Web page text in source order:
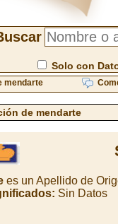
Solo con
mendarte
de mendarte
es un Apellido de
Sin Datos